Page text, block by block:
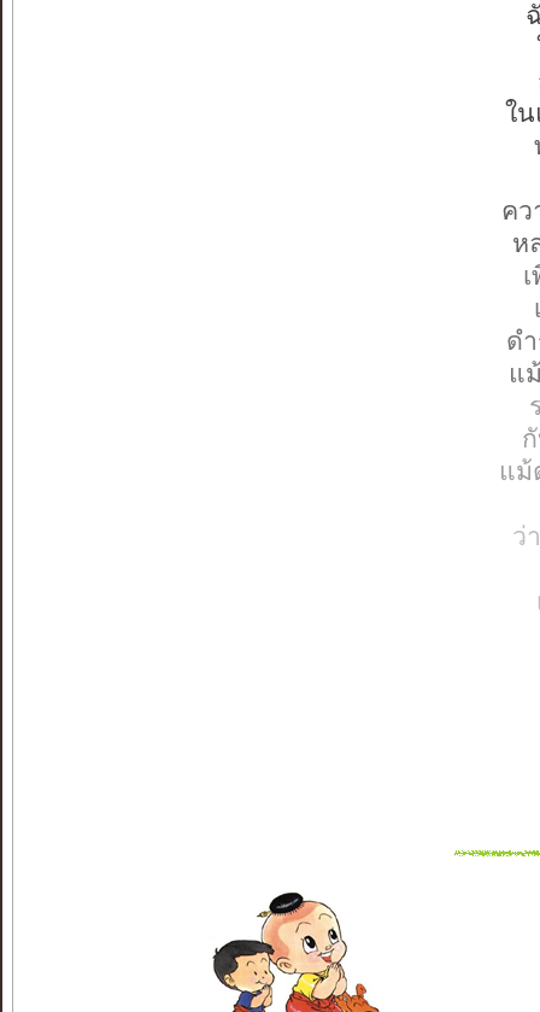
ใ
คว
ห
ด
แ
แม้
ว่